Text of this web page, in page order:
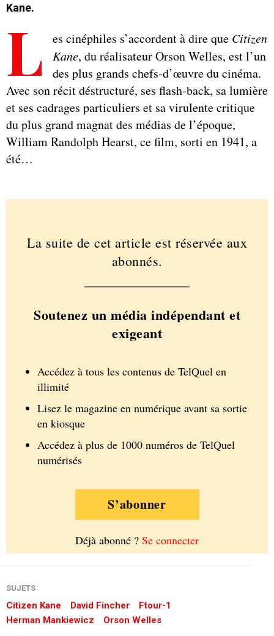
Kane.
L es cinéphiles s’accordent à dire que Citizen
Kane, du réalisateur Orson Welles, est l’un
des plus grands chefs-d’œuvre du cinéma.
Avec son récit déstructuré, ses flash-back, sa lumière
et ses cadrages particuliers et sa virulente critique
du plus grand magnat des médias de l’époque,
William Randolph Hearst, ce film, sorti en 1941, a
été…
La suite de cet article est réservée aux
abonnés.
Soutenez un média indépendant et
exigeant
Accédez à tous les contenus de TelQuel en
illimité
Lisez le magazine en numérique avant sa sortie
en kiosque
Accédez à plus de 1000 numéros de TelQuel
numérisés
S’abonner
Déjà abonné ? Se connecter
SUJETS
Citizen Kane David Fincher
Ftour-1
Herman Mankiewicz
Orson Welles